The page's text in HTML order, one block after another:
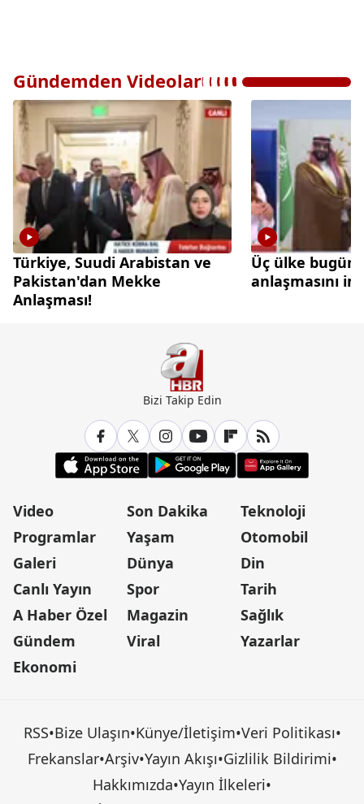
Gündemden Videolar
Türkiye, Suudi Arabistan ve
Pakistan'dan Mekke
Anlaşması!
Üç ülke bugün
anlaşmasını
Bizi Takip Edin
Video
Programlar
Galeri
Canlı Yayın
A Haber Özel
Gündem
Ekonomi
Son Dakika
Yaşam
Dünya
Spor
Magazin
Viral
Teknoloji
Otomobil
Din
Tarih
Sağlık
Yazarlar
RSS•Bize Ulaşın•Künye/İletişim•Veri Politikası•
Frekanslar•Arşiv•Yayın Akışı•Gizlilik Bildirimi•
Hakkımızda•Yayın İlkeleri•